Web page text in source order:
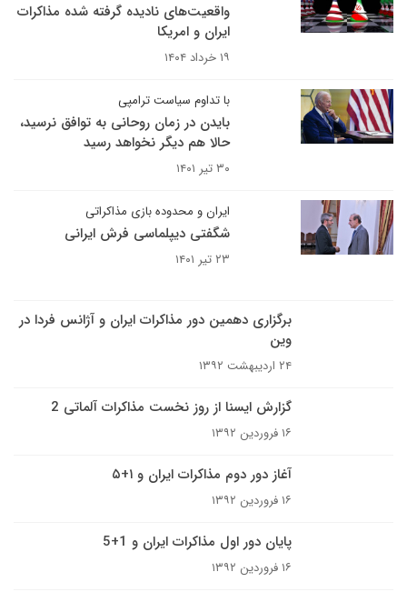
واقعیت‌های نادیده گرفته شده مذاکرات
ایران و امریکا
۱۹ خرداد ۱۴۰۴
با تداوم سیاست ترامپی
بایدن در زمان روحانی به توافق نرسید،
حالا هم دیگر نخواهد رسید
۳۰ تیر ۱۴۰۱
ایران و محدوده بازی مذاکراتی
شگفتی دیپلماسی فرش ایرانی
۲۳ تیر ۱۴۰۱
برگزاری دهمین دور مذاکرات ایران و آژانس فردا در
وین
۲۴ اردیبهشت ۱۳۹۲
گزارش ایسنا از روز نخست مذاکرات آلماتی 2
۱۶ فروردین ۱۳۹۲
آغاز دور دوم مذاکرات ایران و ۱+۵
۱۶ فروردین ۱۳۹۲
پایان دور اول مذاکرات ایران و 1+5
۱۶ فروردین ۱۳۹۲